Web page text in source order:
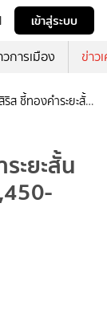
เข้าสู่ระบบ
วการเมือง ข่าว
ส ชี้ทองคำระยะสั้น
ะยะสั้น